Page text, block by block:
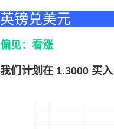
英镑兑美元
偏见：看涨
我们计划在 1.3000 买